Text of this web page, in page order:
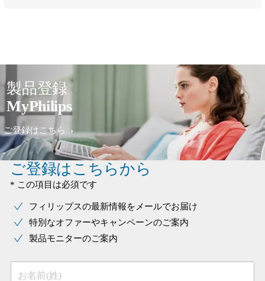
製品登録
MyPhilips
ご登録はこちら
ご登録はこちらから
* この項目は必須です
フィリップスの最新情報をメールでお届け
特別なオファーやキャンペーンのご案内
製品モニターのご案内
お名前(姓)